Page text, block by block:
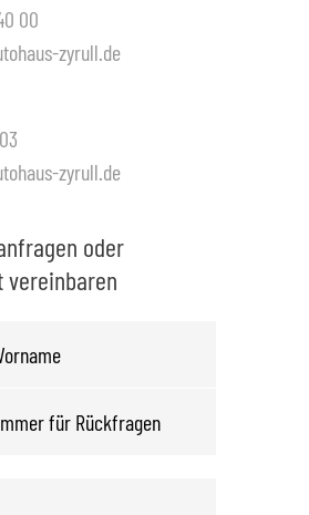
00
zyrull.de
zyrull.de
oder
vereinbaren